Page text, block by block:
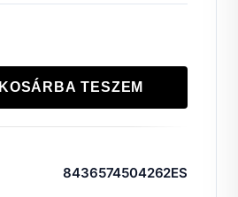
KOSÁRBA TESZEM
8436574504262ES